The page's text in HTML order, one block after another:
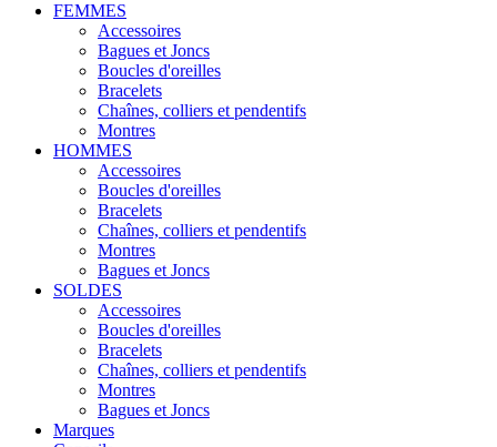
FEMMES
Accessoires
Bagues et Joncs
Boucles d'oreilles
Bracelets
Chaînes, colliers et pendentifs
Montres
HOMMES
Accessoires
Boucles d'oreilles
Bracelets
Chaînes, colliers et pendentifs
Montres
Bagues et Joncs
SOLDES
Accessoires
Boucles d'oreilles
Bracelets
Chaînes, colliers et pendentifs
Montres
Bagues et Joncs
Marques